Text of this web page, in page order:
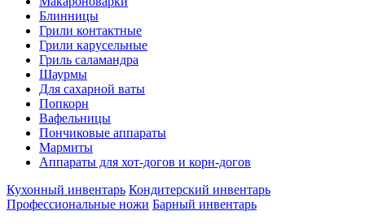
Блинницы
Грили контактные
Грили карусельные
Гриль саламандра
Шаурмы
Для сахарной ваты
Попкорн
Вафельницы
Пончиковые аппараты
Мармиты
Аппараты для хот-догов и корн-догов
Кухонный инвентарь Кондитерский инвентарь
Профессиональные ножи Барный инвентарь